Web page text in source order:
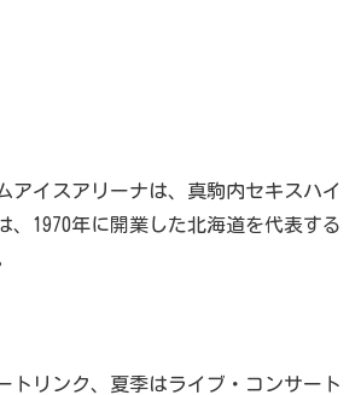
アイスアリーナは、真駒内セキスハイ
、1970年に開業した北海道を代表する
トリンク、夏季はライブ・コンサート